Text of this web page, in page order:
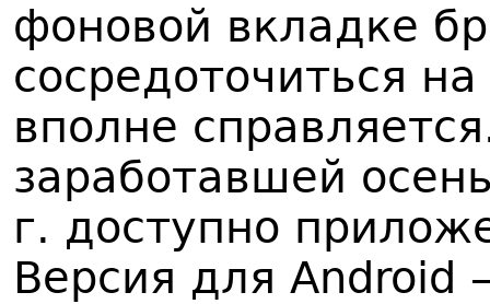
фоновой вкладке
сосредоточиться
вполне
заработавшей
г. доступно
Версия для Android